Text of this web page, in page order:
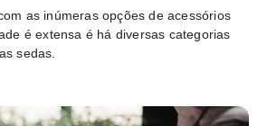
as inúmeras opções de acessórios
é extensa é há diversas categorias
sedas.